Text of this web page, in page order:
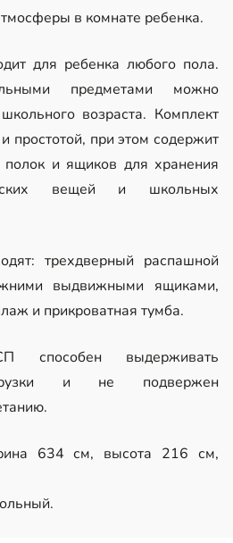
в комнате ребенка.
для ребенка любого пола.
предметами можно
возраста. Комплект
простотой, при этом содержит
полок и ящиков для хранения
вещей и школьных
трехдверный распашной
выдвижными ящиками,
и прикроватная тумба.
способен выдерживать
и не подвержен
634 см, высота 216 см,